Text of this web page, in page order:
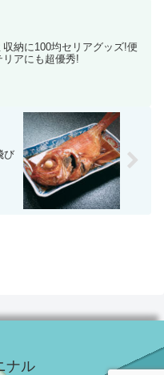
収納に100均セリアグッズ!便
リアにも超優秀!
び
ナル